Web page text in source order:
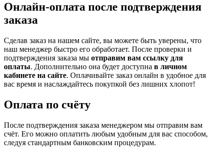
Онлайн-оплата после подтверждения
заказа
Сделав заказ на нашем сайте, вы можете быть уверены, что
наш менеджер быстро его обработает. После проверки и
подтверждения заказа мы отправим вам ссылку для
оплаты. Дополнительно она будет доступна в личном
кабинете на сайте. Оплачивайте заказ онлайн в удобное для
вас время и наслаждайтесь покупкой без лишних хлопот!
Оплата по счёту
После подтверждения заказа менеджером мы отправим вам
счёт. Его можно оплатить любым удобным для вас способом,
следуя стандартным банковским процедурам.